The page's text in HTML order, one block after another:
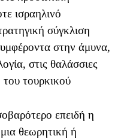
ισραηλινό
σύγκλιση
στην άμυνα,
στις θαλάσσιες
τουρκικού
επειδή η
θεωρητική ή